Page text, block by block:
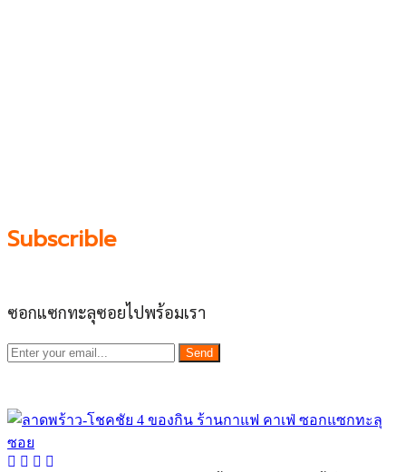
Subscrible
ซอกแซกทะลุซอยไปพร้อมเรา
Send